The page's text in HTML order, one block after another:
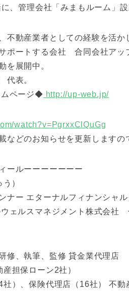
、管理会社「みまもルーム」設
不動産業者としての経験を活か
ポートする会社 合同会社アッ
を展開中。
代表。
ページ◆ http://up-web.jp/
watch?v=PgrxxClQuGg
などのお知らせを更新しますの
ールーーーーーーー
）
ナー エターナルフィナンシャ
ェルスマネジメント株式会社
修、執筆、監修 貸金業代理店
産担保ローン2社）
）、保険代理店（16社） 不動